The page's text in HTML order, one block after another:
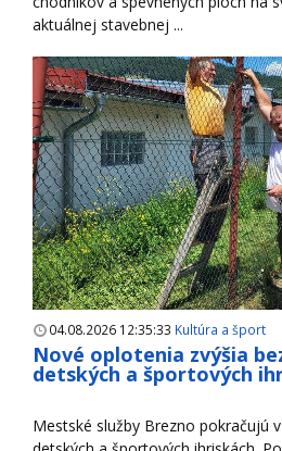
aktuálnej stavebnej ...
04.08.2026 12:35:33 Kultúra a šport
Nové oplotenia zvýšia
detských a športových
Mestské služby Brezno pokračujú